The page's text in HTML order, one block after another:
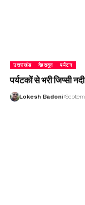
उत्तराखंड देहरादून पर्यटन
पर्यटकों से भरी जिप्सी
Lokesh Badoni